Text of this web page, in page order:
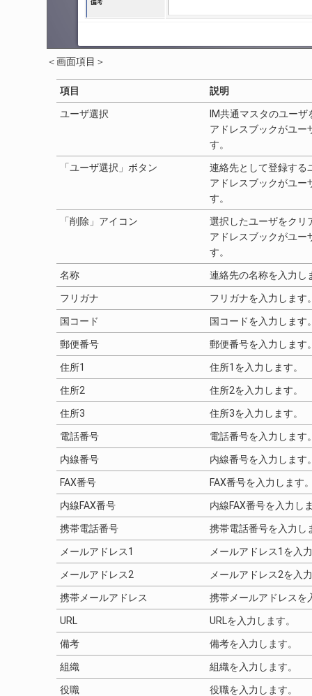
＜画面項目＞
項目 説明
ユーザ選択
IM共通マスタのユー
アドレスブックがユー
す。
「ユーザ選択」ボタン
連絡先として登録する
アドレスブックがユー
す。
「削除」アイコン
選択したユーザをクリ
アドレスブックがユー
す。
名称 連絡先の名称を入力し
フリガナ フリガナを入力します
国コード 国コードを入力します
郵便番号 郵便番号を入力します
住所1 住所1を入力します。
住所2 住所2を入力します。
住所3 住所3を入力します。
電話番号 電話番号を入力します
内線番号 内線番号を入力します
FAX番号 FAX番号を入力します
内線FAX番号 内線FAX番号を入力し
携帯電話番号 携帯電話番号を入力し
メールアドレス1 メールアドレス1を入
メールアドレス2 メールアドレス2を入
携帯メールアドレス 携帯メールアドレスを
URL URLを入力します。
備考 備考を入力します。
組織 組織を入力します。
役職 役職を入力します。